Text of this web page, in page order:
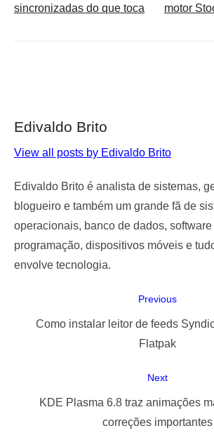
sincronizadas do que toca
motor
Edivaldo Brito
View all posts by Edivaldo Brito
Edivaldo Brito é analista de sistemas,
blogueiro e também um grande fã de
operacionais, banco de dados,
programação, dispositivos móveis e
envolve tecnologia.
Previous
Previous
Como instalar leitor de feeds
Flatpak
Next
NextKDE Plasma 6.8 traz animações
correções importantes